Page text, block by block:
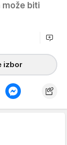
može biti
izbor